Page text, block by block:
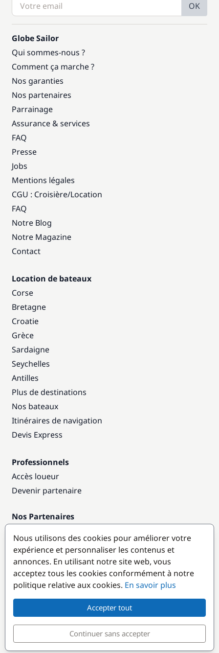
OK
Globe Sailor
Qui sommes-nous ?
Comment ça marche ?
Nos garanties
Nos partenaires
Parrainage
Assurance & services
FAQ
Presse
Jobs
Mentions légales
CGU : Croisière/Location
FAQ
Notre Blog
Notre Magazine
Contact
Location de bateaux
Corse
Bretagne
Croatie
Grèce
Sardaigne
Seychelles
Antilles
Plus de destinations
Nos bateaux
Itinéraires de navigation
Devis Express
Professionnels
Accès loueur
Devenir partenaire
Nos Partenaires
Destinations populaires
© GlobeSailor
Croisières & Location de bateaux depuis
Nous utilisons des cookies pour améliorer votre
expérience et personnaliser les contenus et
annonces. En utilisant notre site web, vous
acceptez tous les cookies conformément à notre
politique relative aux cookies. En savoir plus
Accepter tout
Continuer sans accepter